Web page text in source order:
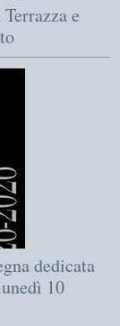
e
dedicata
10